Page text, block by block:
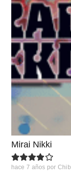
Mirai Nikki
hace 7 años por